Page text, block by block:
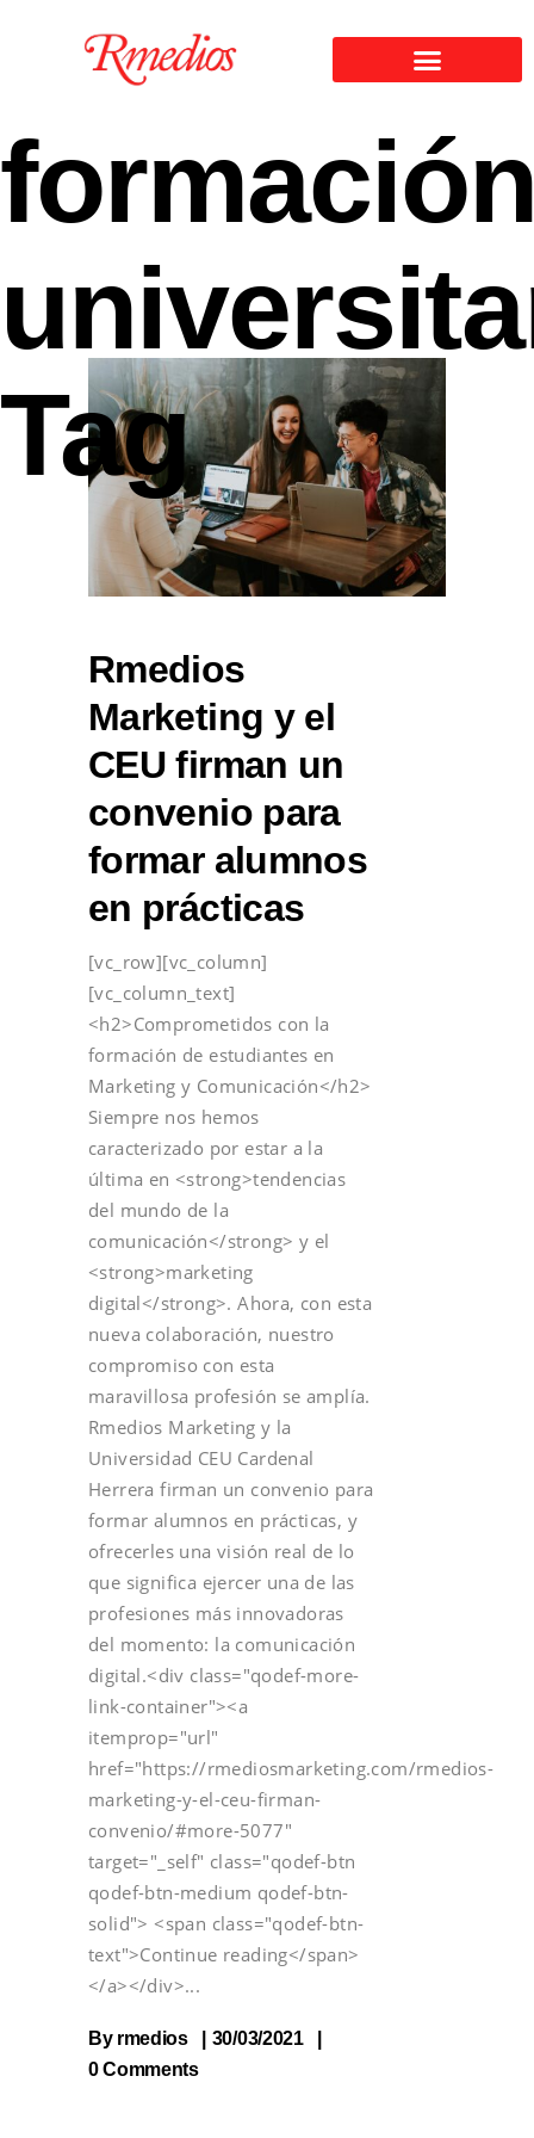
Tag
Rmedios
Marketing y el
CEU firman un
convenio para
formar alumnos
en prácticas
[vc_row][vc_column]
[vc_column_text]
<h2>Comprometidos con la
formación de estudiantes en
Marketing y Comunicación</h2>
Siempre nos hemos
caracterizado por estar a la
última en <strong>tendencias
del mundo de la
comunicación</strong> y el
<strong>marketing
digital</strong>. Ahora, con esta
nueva colaboración, nuestro
compromiso con esta
maravillosa profesión se amplía.
Rmedios Marketing y la
Universidad CEU Cardenal
Herrera firman un convenio para
formar alumnos en prácticas, y
ofrecerles una visión real de lo
que significa ejercer una de las
profesiones más innovadoras
del momento: la comunicación
digital.<div class="qodef-more-
link-container"><a
itemprop="url"
href="https://rmediosmarketing.com/rmedios-
marketing-y-el-ceu-firman-
convenio/#more-5077"
target="_self" class="qodef-btn
qodef-btn-medium qodef-btn-
solid"> <span class="qodef-btn-
text">Continue reading</span>
</a></div>
By rmedios
30/03/2021
0 Comments